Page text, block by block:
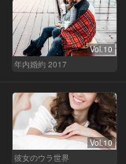
Vol.10
年内婚約 2017
Vol.10
彼女のウラ世界